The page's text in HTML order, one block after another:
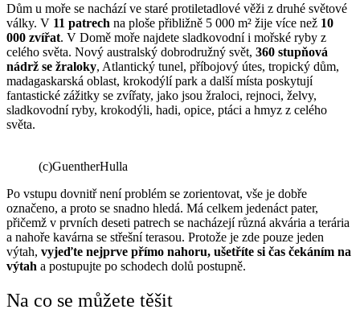
Dům u moře se nachází ve staré protiletadlové věži z druhé světové
války. V 11 patrech na ploše přibližně 5 000 m² žije více než 10
000 zvířat. V Domě moře najdete sladkovodní i mořské ryby z
celého světa. Nový australský dobrodružný svět, 360 stupňová
nádrž se žraloky, Atlantický tunel, příbojový útes, tropický dům,
madagaskarská oblast, krokodýlí park a další místa poskytují
fantastické zážitky se zvířaty, jako jsou žraloci, rejnoci, želvy,
sladkovodní ryby, krokodýli, hadi, opice, ptáci a hmyz z celého
světa.
(c)GuentherHulla
Po vstupu dovnitř není problém se zorientovat, vše je dobře
označeno, a proto se snadno hledá. Má celkem jedenáct pater,
přičemž v prvních deseti patrech se nacházejí různá akvária a terária
a nahoře kavárna se střešní terasou. Protože je zde pouze jeden
výtah, vyjeďte nejprve přímo nahoru, ušetříte si čas čekáním na
výtah a postupujte po schodech dolů postupně.
Na co se můžete těšit